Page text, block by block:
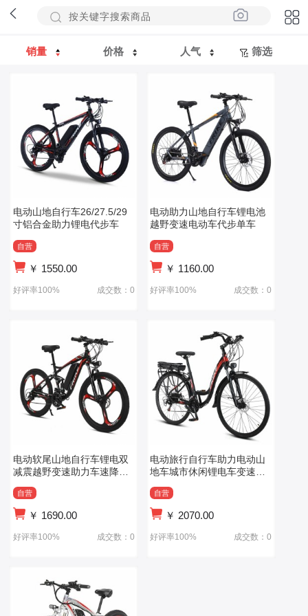
销量 价格 人气 筛选
电动山地自行车26/27.5/29
寸铝合金助力锂电代步车
自营
￥ 1550.00
好评率100% 成交数：0
电动助力山地自行车锂电池
越野变速电动车代步单车
自营
￥ 1160.00
好评率100% 成交数：0
电动软尾山地自行车锂电双
减震越野变速助力车速降电
自营
￥ 1690.00
好评率100% 成交数：0
电动旅行自行车助力电动山
地车城市休闲锂电车变速公
自营
￥ 2070.00
好评率100% 成交数：0